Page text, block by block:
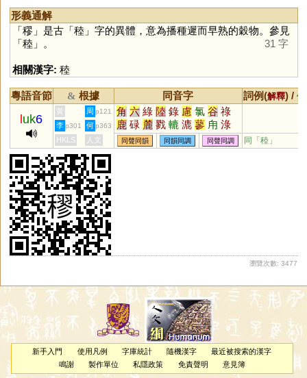
形義通解
「穋」是古「稑 」字的異體，意為播種遲而早熟的穀物。參見
「稑 」。 31 字
相關漢字: 稑
粵語音節 & 根據 同音字 詞例(解釋) /
uk6
黃 周 p121 角 六 綠 陸 錄 慮 氯 谷 祿
鹿 碌 麓 戮 轆 漉 蓼 甪 淥
琭 菉 逯 籙 騄 簏 醁 勠 鱳
鯥 觻 磟 睩 踛 摝 稑 盝 翏
李 p301 何 p363
HKLS 人文 同聲同韻 同韻同調 同聲同調 同「稑 」
瀏覽次數: 3477
新手入門 使用凡例 字庫統計 隨機漢字
最近被搜索的漢字
鳴謝
製作單位 私隱政策 免責聲明 意見簿